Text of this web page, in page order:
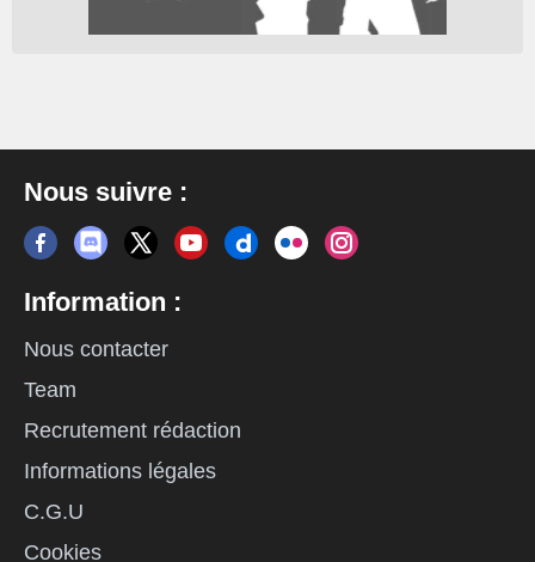
Nous suivre :
Information :
Nous contacter
Team
Recrutement rédaction
Informations légales
C.G.U
Cookies